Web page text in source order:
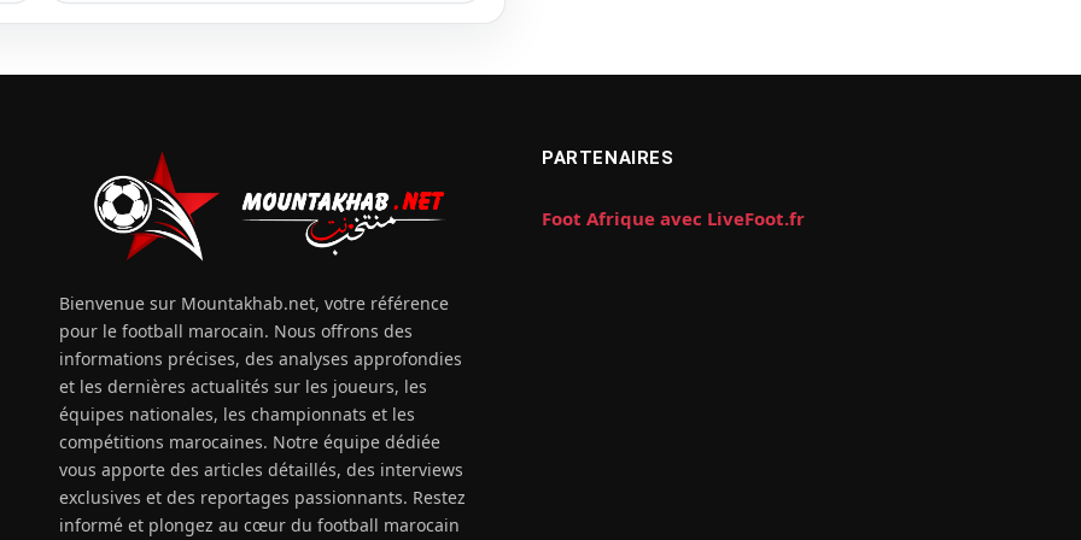
Bienvenue sur Mountakhab.net, votre référence
pour le football marocain. Nous offrons des
informations précises, des analyses approfondies
et les dernières actualités sur les joueurs, les
équipes nationales, les championnats et les
compétitions marocaines. Notre équipe dédiée
vous apporte des articles détaillés, des interviews
exclusives et des reportages passionnants. Restez
informé et plongez au cœur du football marocain
PARTENAIRES
Foot Afrique avec LiveFoot.fr